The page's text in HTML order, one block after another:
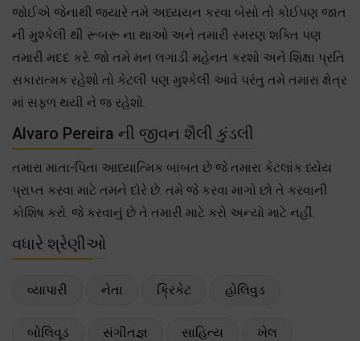
જોઈએ જેનાથી જયારે તમે અધ્યયન કરવા બેસો તો કોઈપણ જાત
ની મુશ્કેલી થી રૂબરૂ ના થાઓ અને તમારી સ્મરણ શક્તિ પણ
તમારી મદદ કરે. જો તમે મન લગાડી મહેનત કરશો અને શિક્ષા પ્રતિ
સકારાત્મક રહેશો તો કેટલી પણ મુશ્કેલી આવે પરંતુ તમે તમારા ક્ષેત્ર
માં સફળ થયી ને જ રહેશો.
Alvaro Pereira ની જીવન શૈલી કુંડલી
તમારા માતા-પિતા આધ્યાત્મિક બાબત છે જે તમારા કેટલાંક ધ્યેય
પ્રાપ્ત કરવા માટે તમને દોરે છે. તમે જે કરવા માગો છો તે કરવાની
કોશિષ કરો. જે કરવાનું છે તે તમારી માટે કરો અન્યો માટે નહીં.
વધારે શ્રેણીઓ
વ્યાપારી નેતા ક્રિકેટ હોલિવુડ
બોલિવૂડ સંગીતજ્ઞ સાહિત્ય ખેલ